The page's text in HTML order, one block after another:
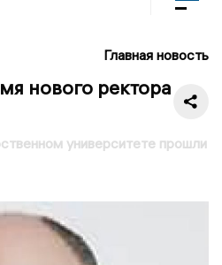
Главная новость
нового ректора
университете прошли